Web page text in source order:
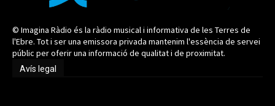
© Imagina Ràdio és la ràdio musical i informativa de les Terres de
l'Ebre. Tot i ser una emissora privada mantenim l'essència de servei
públic per oferir una informació de qualitat i de proximitat.
Avís legal